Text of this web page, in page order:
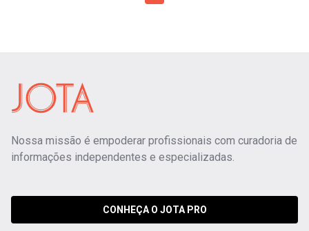
Nossa missão é empoderar profissionais com curadoria de
informações independentes e especializadas.
CONHEÇA O JOTA PRO